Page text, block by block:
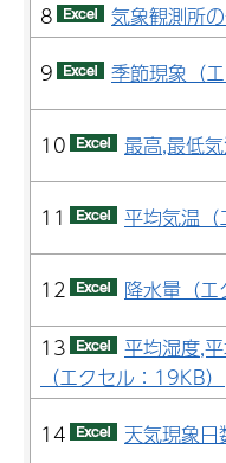
8
気象観測所
9
季節現象（
10
最高,最低
11
平均気温（
12
降水量（エ
13
平均湿度,
（エクセル：19KB）
14
天気現象日